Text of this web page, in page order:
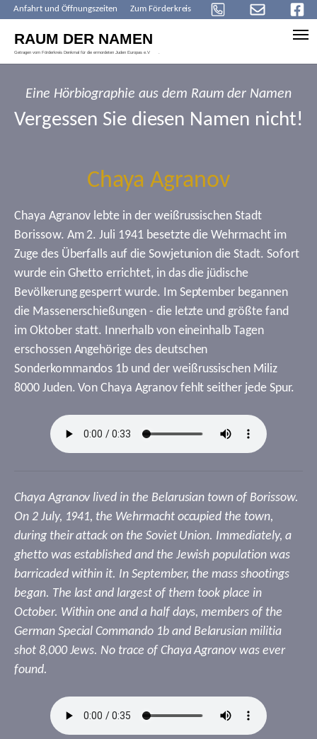
Anfahrt und Öffnungszeiten Zum Förderkreis
Eine Hörbiographie aus dem Raum der Namen
Vergessen Sie diesen Namen nicht!
Chaya Agranov
Chaya Agranov lebte in der weißrussischen Stadt
Borissow. Am 2. Juli 1941 besetzte die Wehrmacht im
Zuge des Überfalls auf die Sowjetunion die Stadt. Sofort
wurde ein Ghetto errichtet, in das die jüdische
Bevölkerung gesperrt wurde. Im September begannen
die Massenerschießungen - die letzte und größte fand
im Oktober statt. Innerhalb von eineinhalb Tagen
erschossen Angehörige des deutschen
Sonderkommandos 1b und der weißrussischen Miliz
8000 Juden. Von Chaya Agranov fehlt seither jede Spur.
Chaya Agranov lived in the Belarusian town of Borissow.
On 2 July, 1941, the Wehrmacht occupied the town,
during their attack on the Soviet Union. Immediately, a
ghetto was established and the Jewish population was
barricaded within it. In September, the mass shootings
began. The last and largest of them took place in
October. Within one and a half days, members of the
German Special Commando 1b and Belarusian militia
shot 8,000 Jews. No trace of Chaya Agranov was ever
found.